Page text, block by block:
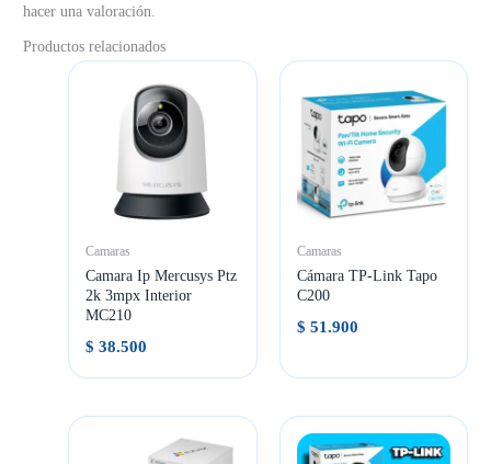
hacer una valoración.
Productos relacionados
Camaras
Camara Ip Mercusys Ptz
2k 3mpx Interior
MC210
$ 38.500
Camaras
Cámara TP-Link Tapo
C200
$ 51.900